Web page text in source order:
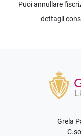
Puoi annullare
dettagli
Grela